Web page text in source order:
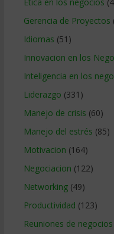
Gerencia de Proyectos
Idiomas (51)
Innovacion en los
Inteligencia en los
Liderazgo (331)
Manejo de crisis (60)
Manejo del estrés (85)
Motivacion (164)
Negociacion (122)
Networking(49)
Productividad (123)
Reuniones de negocios